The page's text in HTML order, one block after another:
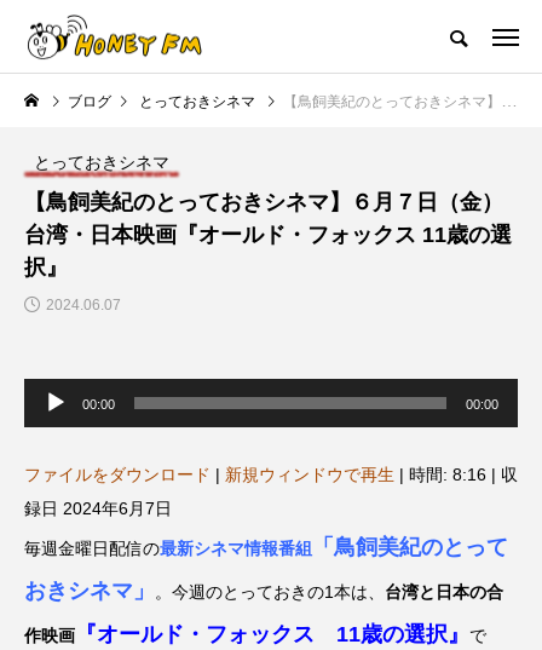
ハニーエフエム｜地域・人にフォーカスし発信するウェブラジオ局
HOME ハニーFMの紹介 後援申請 フリーペーパー プレイ
NEW POST
JAZZ BAR COZY
最終回【JAZZ Bar cozy】3月7
日（木）今回はビル・エヴァン
ス リバーサイド4部作を特集し
意識しています 三田グリーン
ブログ とっておきシネマ 【鳥飼美紀のとっておきシネマ】６月７日（金）台湾・日本映画『オールド・フォックス 11歳の選択』
とっておきシネマ
【鳥飼美紀のとっておきシネマ】６月７日（金）
台湾・日本映画『オールド・フォックス 11歳の選
択』
2024.06.07
ヤ
ー
00:00 00:00
ファイルをダウンロード | 新規ウィンドウで再生 | 時間: 8:16 | 収
録日 2024年6月7日
毎週金曜日配信の最新シネマ情報番組
「鳥飼美紀のとって
おきシネマ」
。今週のとっておきの1本は、 台湾と日本の合
作映画 『オールド・フォックス 11歳の選択』
で